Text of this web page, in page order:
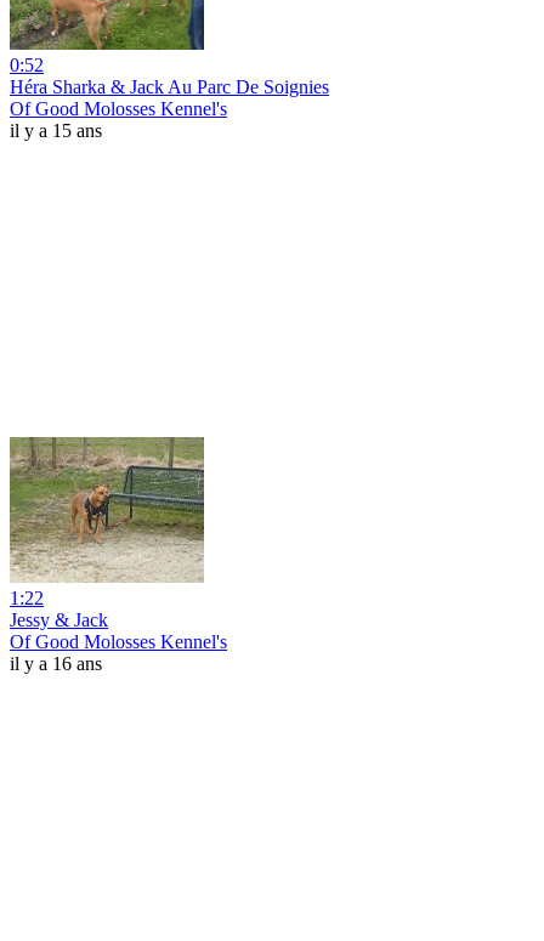
0:52
Héra Sharka & Jack Au Parc De Soignies
Of Good Molosses Kennel's
il y a 15 ans
1:22
Jessy & Jack
Of Good Molosses Kennel's
il y a 16 ans